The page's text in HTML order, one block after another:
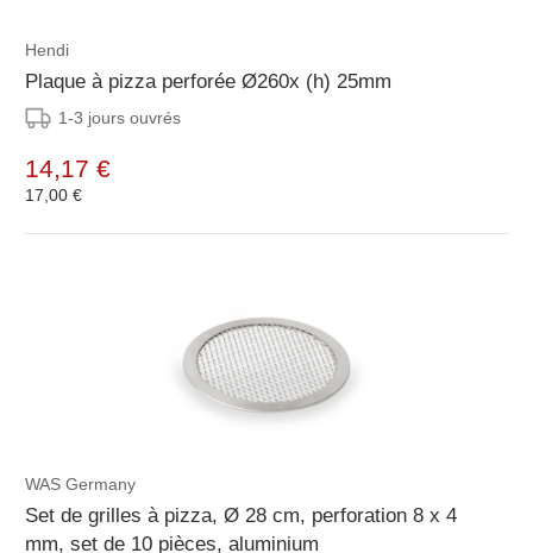
Hendi
Plaque à pizza perforée Ø260x (h) 25mm
1-3 jours ouvrés
14,17 €
17,00 €
WAS Germany
Set de grilles à pizza, Ø 28 cm, perforation 8 x 4
mm, set de 10 pièces, aluminium